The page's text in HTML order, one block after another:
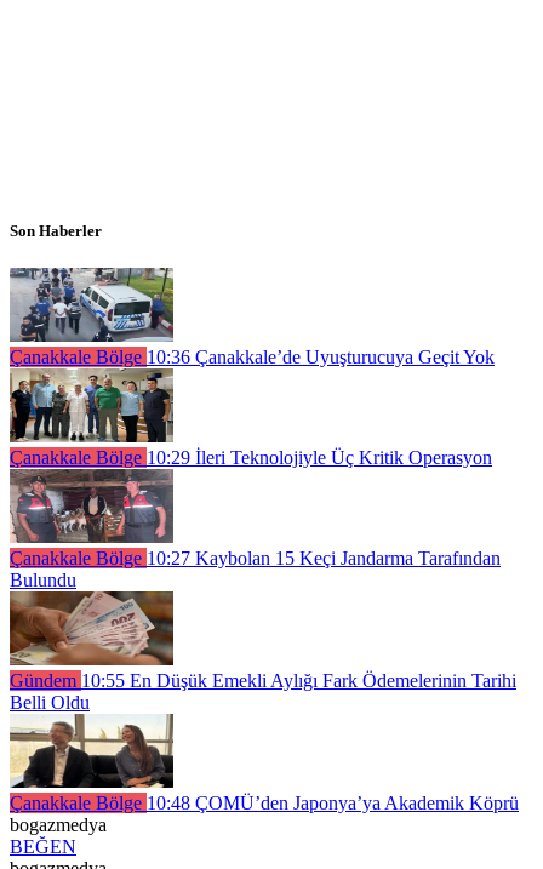
Son Haberler
Çanakkale Bölge 10:36 Çanakkale’de Uyuşturucuya Geçit Yok
Çanakkale Bölge 10:29 İleri Teknolojiyle Üç Kritik Operasyon
Çanakkale Bölge 10:27 Kaybolan 15 Keçi Jandarma Tarafından
Bulundu
Gündem 10:55 En Düşük Emekli Aylığı Fark Ödemelerinin Tarihi
Belli Oldu
Çanakkale Bölge 10:48 ÇOMÜ’den Japonya’ya Akademik Köprü
bogazmedya
BEĞEN